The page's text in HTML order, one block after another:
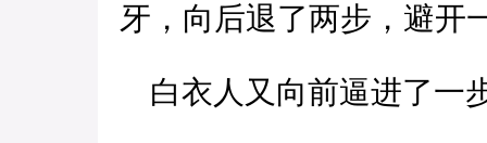
牙，向后退了两步，避开
白衣人又向前逼进了一